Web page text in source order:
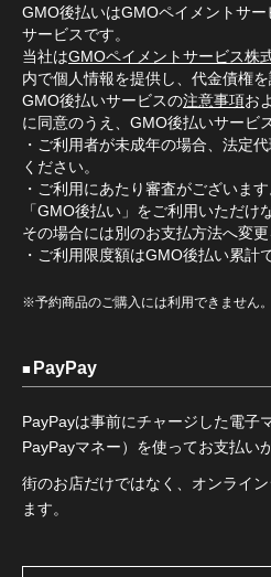
GMO後払いはGMOペイメントサ
サービスです。
当社はGMOペイメントサービス株
内で個人情報を提供し、代金債権を
GMO後払いサービスの注意事項お
に同意のうえ、GMO後払いサービ
・ご利用者が未成年の場合、法定
ください。
・ご利用にあたり審査がございま
「GMO後払い」をご利用いただけ
その場合には別のお支払方法へ変更
・ご利用限度額はGMO後払い累計
※予約商品のご購入には利用できません。
PayPay
PayPayは事前にチャージした電子
PayPayマネー）を使ってお支払い
街のお店だけではなく、オンライ
ます。